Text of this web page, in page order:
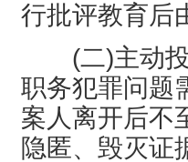
行批评教育后
(二)主动
职务犯罪问题
案人离开后不
隐匿、毁灭证